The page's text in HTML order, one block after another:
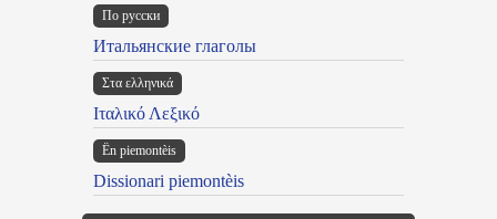
По русски
Итальянские глаголы
Στα ελληνικά
Ιταλικό Λεξικό
Ën piemontèis
Dissionari piemontèis